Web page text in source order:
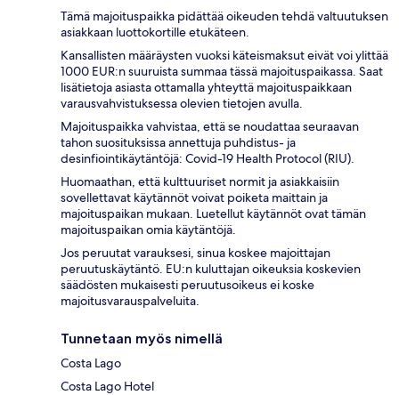
Tämä majoituspaikka pidättää oikeuden tehdä valtuutuksen
asiakkaan luottokortille etukäteen.
Kansallisten määräysten vuoksi käteismaksut eivät voi ylittää
1000 EUR:n suuruista summaa tässä majoituspaikassa. Saat
lisätietoja asiasta ottamalla yhteyttä majoituspaikkaan
varausvahvistuksessa olevien tietojen avulla.
Majoituspaikka vahvistaa, että se noudattaa seuraavan
tahon suosituksissa annettuja puhdistus- ja
desinfiointikäytäntöjä: Covid-19 Health Protocol (RIU).
Huomaathan, että kulttuuriset normit ja asiakkaisiin
sovellettavat käytännöt voivat poiketa maittain ja
majoituspaikan mukaan. Luetellut käytännöt ovat tämän
majoituspaikan omia käytäntöjä.
Jos peruutat varauksesi, sinua koskee majoittajan
peruutuskäytäntö. EU:n kuluttajan oikeuksia koskevien
säädösten mukaisesti peruutusoikeus ei koske
majoitusvarauspalveluita.
Tunnetaan myös nimellä
Costa Lago
Costa Lago Hotel